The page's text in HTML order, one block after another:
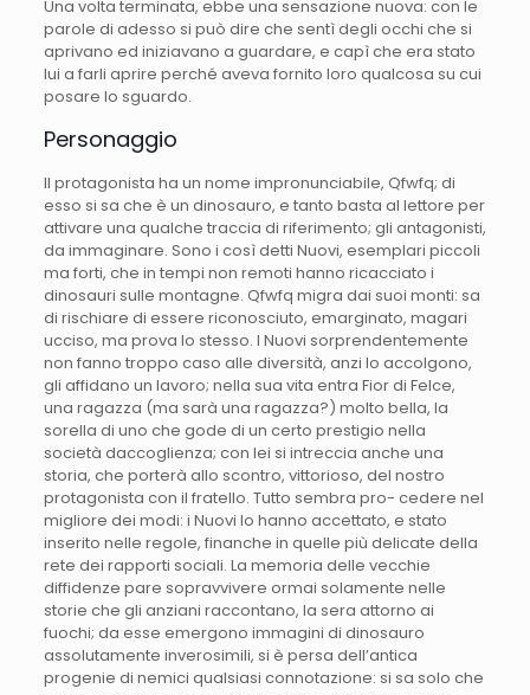
Una volta terminata, ebbe una sensazione nuova: con le
parole di adesso si può dire che sentì degli occhi che si
aprivano ed iniziavano a guardare, e capì che era stato
lui a farli aprire perché aveva fornito loro qualcosa su cui
posare lo sguardo.
Personaggio
Il protagonista ha un nome impronunciabile, Qfwfq; di
esso si sa che è un dinosauro, e tanto basta al lettore per
attivare una qualche traccia di riferimento; gli antagonisti,
da immaginare. Sono i così detti Nuovi, esemplari piccoli
ma forti, che in tempi non remoti hanno ricacciato i
dinosauri sulle montagne. Qfwfq migra dai suoi monti: sa
di rischiare di essere riconosciuto, emarginato, magari
ucciso, ma prova lo stesso. I Nuovi sorprendentemente
non fanno troppo caso alle diversità, anzi lo accolgono,
gli affidano un lavoro; nella sua vita entra Fior di Felce,
una ragazza (ma sarà una ragazza?) molto bella, la
sorella di uno che gode di un certo prestigio nella
società daccoglienza; con lei si intreccia anche una
storia, che porterà allo scontro, vittorioso, del nostro
protagonista con il fratello. Tutto sembra pro- cedere nel
migliore dei modi: i Nuovi lo hanno accettato, e stato
inserito nelle regole, finanche in quelle più delicate della
rete dei rapporti sociali. La memoria delle vecchie
diffidenze pare sopravvivere ormai solamente nelle
storie che gli anziani raccontano, la sera attorno ai
fuochi; da esse emergono immagini di dinosauro
assolutamente inverosimili, si è persa dell’antica
progenie di nemici qualsiasi connotazione: si sa solo che